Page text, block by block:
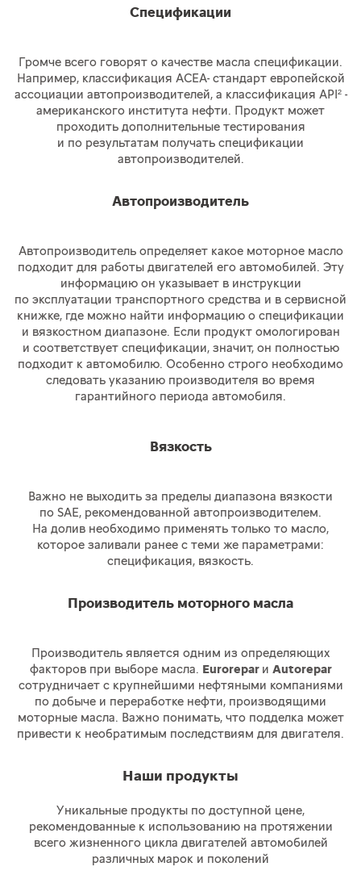
Спецификации
Громче всего говорят о качестве масла спецификации.
Например, классификация АСЕА- стандарт европейской
ассоциации автопроизводителей, а классификация API² -
американского института нефти. Продукт может
проходить дополнительные тестирования
и по результатам получать спецификации
автопроизводителей.
Автопроизводитель
Автопроизводитель определяет какое моторное масло
подходит для работы двигателей его автомобилей. Эту
информацию он указывает в инструкции
по эксплуатации транспортного средства и в сервисной
книжке, где можно найти информацию о спецификации
и вязкостном диапазоне. Если продукт омологирован
и соответствует спецификации, значит, он полностью
подходит к автомобилю. Особенно строго необходимо
следовать указанию производителя во время
гарантийного периода автомобиля.
Вязкость
Важно не выходить за пределы диапазона вязкости
по SAE, рекомендованной автопроизводителем.
На долив необходимо применять только то масло,
которое заливали ранее с теми же параметрами:
спецификация, вязкость.
Производитель моторного масла
Производитель является одним из определяющих
факторов при выборе масла. Eurorepar и Autorepar
сотрудничает с крупнейшими нефтяными компаниями
по добыче и переработке нефти, производящими
моторные масла. Важно понимать, что подделка может
привести к необратимым последствиям для двигателя.
Наши продукты
Уникальные продукты по доступной цене,
рекомендованные к использованию на протяжении
всего жизненного цикла двигателей автомобилей
различных марок и поколений